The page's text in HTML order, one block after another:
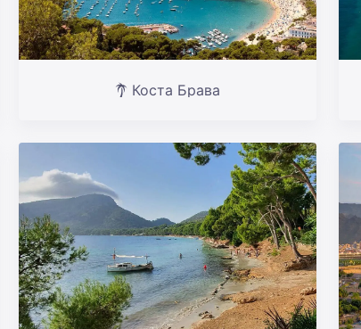
Коста Брава